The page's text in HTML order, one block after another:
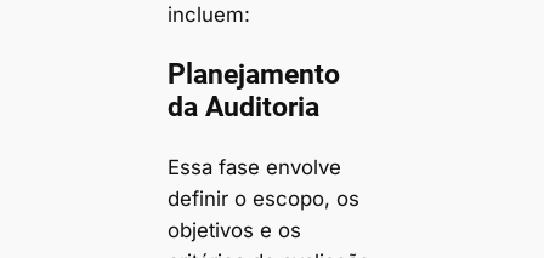
incluem:
Planejamento
da Auditoria
Essa fase envolve
definir o escopo, os
objetivos e os